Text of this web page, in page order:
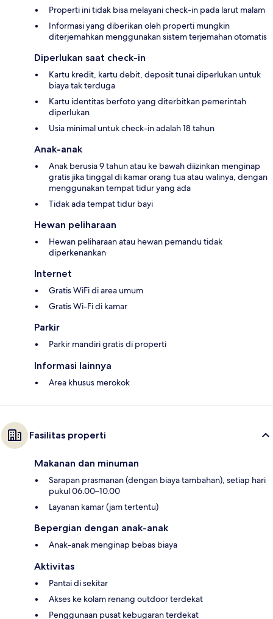
Properti ini tidak bisa melayani check-in pada larut malam
Informasi yang diberikan oleh properti mungkin
diterjemahkan menggunakan sistem terjemahan otomatis
Diperlukan saat check-in
Kartu kredit, kartu debit, deposit tunai diperlukan untuk
biaya tak terduga
Kartu identitas berfoto yang diterbitkan pemerintah
diperlukan
Usia minimal untuk check-in adalah 18 tahun
Anak-anak
Anak berusia 9 tahun atau ke bawah diizinkan menginap
gratis jika tinggal di kamar orang tua atau walinya, dengan
menggunakan tempat tidur yang ada
Tidak ada tempat tidur bayi
Hewan peliharaan
Hewan peliharaan atau hewan pemandu tidak
diperkenankan
Internet
Gratis WiFi di area umum
Gratis Wi-Fi di kamar
Parkir
Parkir mandiri gratis di properti
Informasi lainnya
Area khusus merokok
Fasilitas properti
Makanan dan minuman
Sarapan prasmanan (dengan biaya tambahan), setiap hari
pukul 06.00–10.00
Layanan kamar (jam tertentu)
Bepergian dengan anak-anak
Anak-anak menginap bebas biaya
Aktivitas
Pantai di sekitar
Akses ke kolam renang outdoor terdekat
Penggunaan pusat kebugaran terdekat